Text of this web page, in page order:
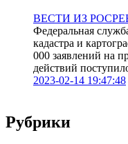
ВЕСТИ ИЗ
Федеральная
кадастра и
000 заявлений на
действий
2023-02-14 19:47:48
Рубрики